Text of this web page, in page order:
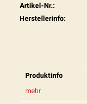
Artikel-Nr.:
Herstellerinfo:
Produktinfo
mehr